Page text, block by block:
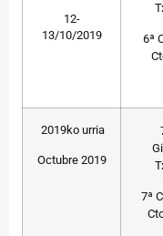
12-
13/10/2019
6ª
2019ko urria
Octubre 2019
7ª